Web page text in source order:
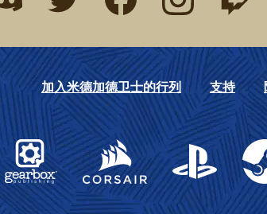
加入米德加德卫士的行列 支持
Gearbox Publishing
Corsair PlayStation